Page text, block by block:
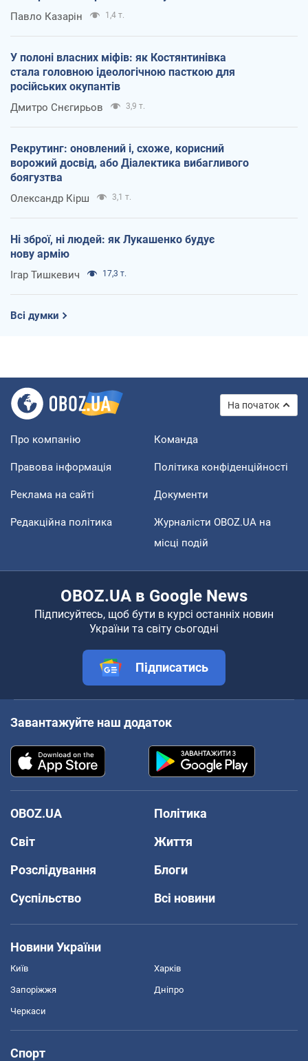
Павло Казарін 1,4 т.
У полоні власних міфів: як Костянтинівка
стала головною ідеологічною пасткою для
російських окупантів
Дмитро Снєгирьов 3,9 т.
Рекрутинг: оновлений і, схоже, корисний
ворожий досвід, або Діалектика вибагливого
боягузтва
Олександр Кірш 3,1 т.
Ні зброї, ні людей: як Лукашенко будує
нову армію
Ігар Тишкевич 17,3 т.
Всі думки
На початок
Про компанію Команда
Правова інформація Політика конфіденційності
Реклама на сайті Документи
Редакційна політика
Журналісти OBOZ.UA на
місці подій
OBOZ.UA в Google News
Підписуйтесь, щоб бути в курсі останніх новин
України та світу сьогодні
Підписатись
Завантажуйте наш додаток
OBOZ.UA
Політика
Світ
Життя
Розслідування
Блоги
Суспільство
Всі новини
Новини України
Київ Харків
Запоріжжя Дніпро
Черкаси
Спорт